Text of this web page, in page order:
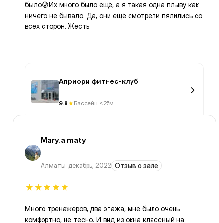
было😰Их много было ещё, а я такая одна плыву как
ничего не бывало. Да, они ещё смотрели пялились со
всех сторон. Жесть
Априори фитнес-клуб
9.8 Бассейн <25м
Mary.almaty
Алматы, декабрь, 2022 Отзыв о зале
Много тренажеров, два этажа, мне было очень
комфортно, не тесно. И вид из окна классный на